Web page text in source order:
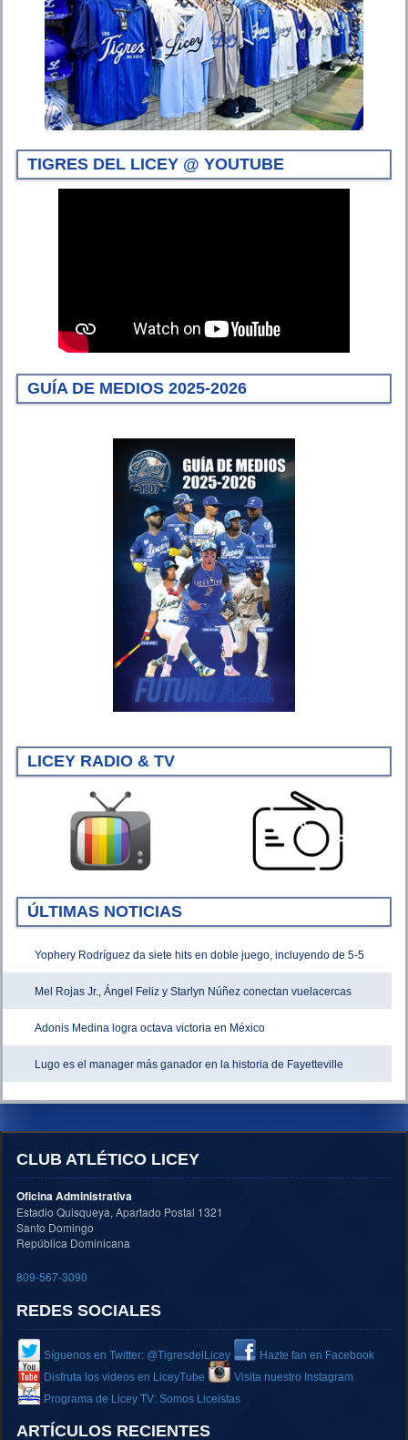
TIGRES DEL LICEY @ YOUTUBE
GUÍA DE MEDIOS 2025-2026
LICEY RADIO & TV
ÚLTIMAS NOTICIAS
Yophery Rodríguez da siete hits en doble juego, incluyendo de 5-5
Mel Rojas Jr., Ángel Feliz y Starlyn Núñez conectan vuelacercas
Adonis Medina logra octava victoria en México
Lugo es el manager más ganador en la historia de Fayetteville
CLUB ATLÉTICO LICEY
Oficina Administrativa
Estadio Quisqueya, Apartado Postal 1321
Santo Domingo
República Dominicana
809-567-3090
REDES SOCIALES
Síguenos en Twitter: @TigresdelLicey
Hazte fan en Facebook
Disfruta los videos en LiceyTube
Visita nuestro Instagram
Programa de Licey TV: Somos Liceistas
ARTÍCULOS RECIENTES